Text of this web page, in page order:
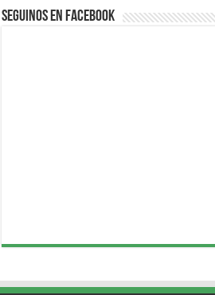
Seguinos en Facebook